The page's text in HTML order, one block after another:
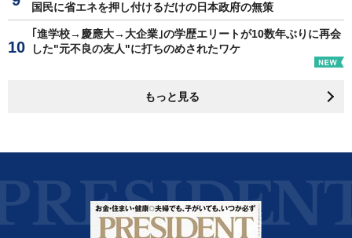
国民に省エネを押し付けるだけの日本政府の無策
｢進学校→慶應大→大企業｣の学歴エリートが10数年ぶりに再会
した"元不良の友人"に打ちのめされたワケ
もっと見る